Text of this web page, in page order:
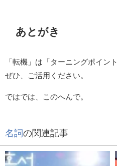
あとがき
「転機」は「ターニングポイン
ぜひ、ご活用ください。
ではでは、このへんで。
名詞の関連記事